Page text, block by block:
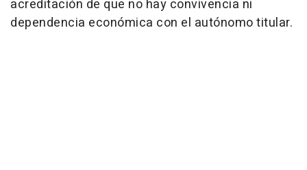
acreditación de que no hay convivencia ni
dependencia económica con el autónomo titular.